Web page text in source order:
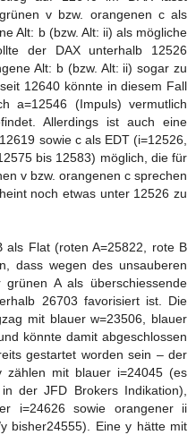
v bzw. orangenen c als
Alt: b (bzw. Alt: ii) als mögliche
der DAX unterhalb 12526
Alt: b (bzw. Alt: ii) sogar zu
12640 könnte in diesem Fall
a=12546 (Impuls) vermutlich
Allerdings ist auch eine
sowie c als EDT (i=12526,
bis 12583) möglich, die für
v bzw. orangenen c sprechen
noch etwas unter 12526 zu
als Flat (roten A=25822, rote B
dass wegen des unsauberen
A als überschiessende
26703 favorisiert ist. Die
mit blauer w=23506, blauer
könnte damit abgeschlossen
gestartet worden sein – der
zählen mit blauer i=24045 (es
der JFD Brokers Indikation),
i=24626 sowie orangener ii
bisher24555). Eine y hätte mit